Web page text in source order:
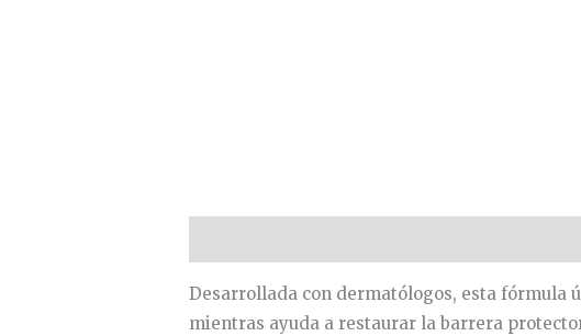
Desarrollada con dermatólogos, esta fórmula
mientras ayuda a restaurar la barrera